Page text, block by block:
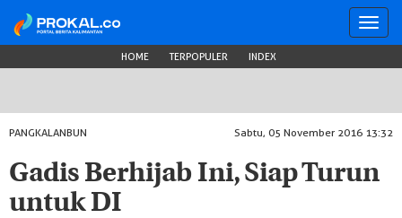
HOME TERPOPULER INDEX
PANGKALANBUN Sabtu, 05 November 2016 13:32
Gadis Berhijab Ini, Siap Turun
untuk DI